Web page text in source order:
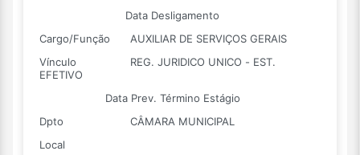
Data Desligamento
Cargo/Função
AUXILIAR DE SERVIÇOS GERAIS
Vínculo
REG. JURIDICO UNICO - EST.
EFETIVO
Data Prev. Término Estágio
Dpto
CÂMARA MUNICIPAL
Local